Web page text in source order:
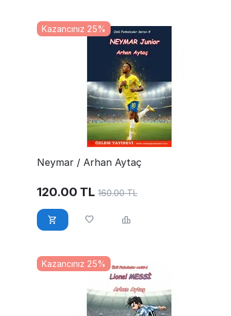
Kazancınız 25%
Neymar / Arhan Aytaç
120.00 TL 160.00 TL
Kazancınız 25%